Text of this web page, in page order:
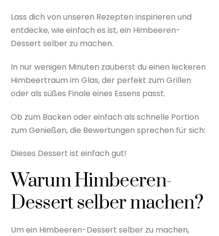
Lass dich von unseren Rezepten inspirieren und
entdecke, wie einfach es ist, ein Himbeeren-
Dessert selber zu machen.
In nur wenigen Minuten zauberst du einen leckeren
Himbeertraum im Glas, der perfekt zum Grillen
oder als süßes Finale eines Essens passt.
Ob zum Backen oder einfach als schnelle Portion
zum Genießen, die Bewertungen sprechen für sich:
Dieses Dessert ist einfach gut!
Warum Himbeeren-
Dessert selber machen?
Um ein Himbeeren-Dessert selber zu machen,